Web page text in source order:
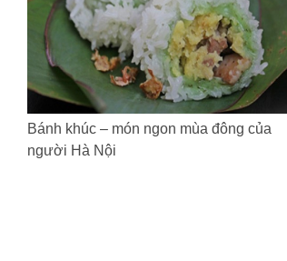
Bánh khúc – món ngon mùa đông của
người Hà Nội